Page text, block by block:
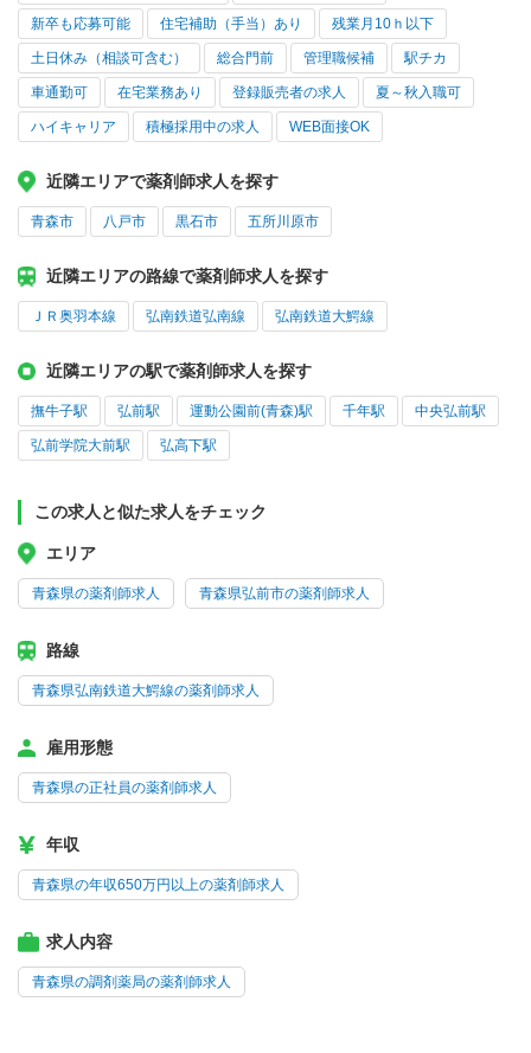
新卒も応募可能 住宅補助（手当）あり 残業月10ｈ以下
土日休み（相談可含む） 総合門前 管理職候補 駅チカ
車通勤可 在宅業務あり 登録販売者の求人 夏～秋入職可
ハイキャリア 積極採用中の求人 WEB面接OK
近隣エリアで薬剤師求人を探す
青森市 八戸市 黒石市 五所川原市
近隣エリアの路線で薬剤師求人を探す
ＪＲ奥羽本線 弘南鉄道弘南線 弘南鉄道大鰐線
近隣エリアの駅で薬剤師求人を探す
撫牛子駅 弘前駅 運動公園前(青森)駅 千年駅 中央弘前駅
弘前学院大前駅 弘高下駅
この求人と似た求人をチェック
エリア
青森県の薬剤師求人 青森県弘前市の薬剤師求人
路線
青森県弘南鉄道大鰐線の薬剤師求人
雇用形態
青森県の正社員の薬剤師求人
年収
青森県の年収650万円以上の薬剤師求人
求人内容
青森県の調剤薬局の薬剤師求人